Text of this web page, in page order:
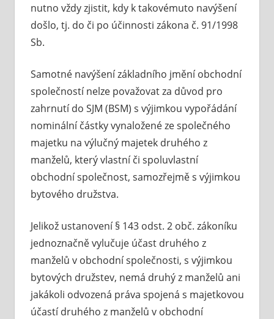
nutno vždy zjistit, kdy k takovémuto navýšení
došlo, tj. do či po účinnosti zákona č. 91/1998
Sb.
Samotné navýšení základního jmění obchodní
společností nelze považovat za důvod pro
zahrnutí do SJM (BSM) s výjimkou vypořádání
nominální částky vynaložené ze společného
majetku na výlučný majetek druhého z
manželů, který vlastní či spoluvlastní
obchodní společnost, samozřejmě s výjimkou
bytového družstva.
Jelikož ustanovení § 143 odst. 2 obč. zákoníku
jednoznačně vylučuje účast druhého z
manželů v obchodní společnosti, s výjimkou
bytových družstev, nemá druhý z manželů ani
jakákoli odvozená práva spojená s majetkovou
účastí druhého z manželů v obchodní